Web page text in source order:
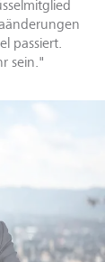
passiert.
sein."